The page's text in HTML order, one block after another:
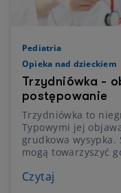
Pediatria
Opieka nad dzieckiem
Trzydniówka -
postępowanie
Trzydniówka to
Typowymi jej
grudkowa wysypka.
mogą towarzyszyć
Czytaj